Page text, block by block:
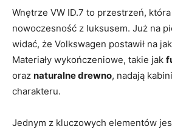
Wnętrze VW ID.7 to przestrzeń, która
nowoczesność z luksusem. Już na
widać, że Volkswagen postawił na
Materiały wykończeniowe, takie jak
oraz naturalne drewno, nadają
charakteru.
Jednym z kluczowych elementów